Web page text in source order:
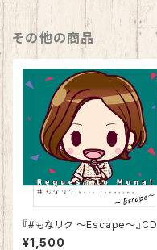
その他の商品
『#もなリク ～Escape～』CD
¥1,500